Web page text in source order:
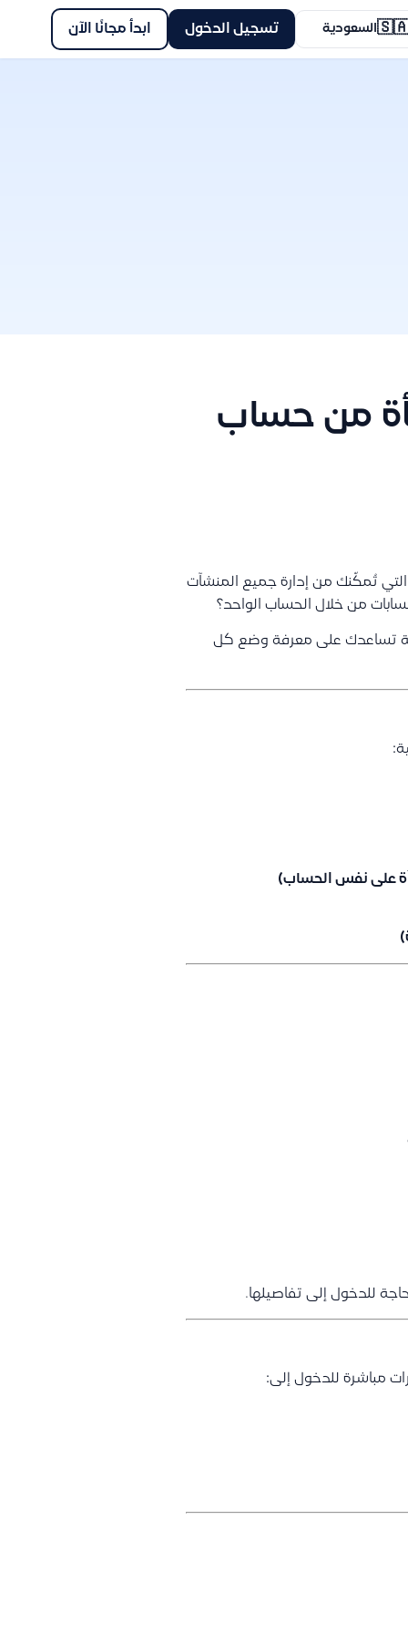
السعودية تسجيل الدخول ابدأ مجانًا الآن
من حساب
تُمكّنك من إدارة جميع المنشآت
من خلال الحساب الواحد؟
تساعدك على معرفة وضع كل
على نفس الحساب)
للدخول إلى تفاصيلها.
مباشرة للدخول إلى: